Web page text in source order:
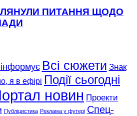
ПИТАННЯ ЩОДО
Всі сюжети Знак
я в ефірі Події сьогодні
новин Проекти
Публіцистика Реклама у футері Спец-